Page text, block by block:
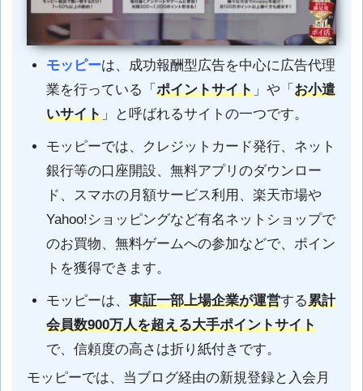
モッピーは、成功報酬型広告を中心に広告代理
業を行っている「 ポイントサイト」や「 お小遣
いサイト」と呼ばれるサイトの一つです。
モッピーでは、クレジットカード発行、ネット
銀行等の口座開設、無料アプリのダウンロー
ド、スマホの月額サービス利用、楽天市場や
Yahoo!ショッピングなど有名ネットショップで
のお買物、無料ゲームへの参加などで、ポイン
トを獲得できます。
モッピーは、 東証一部上場企業が運営する累計
会員数900万人を超える大手ポイントサイト
で、信頼度の高さは折り紙付きです。
モッピーでは、当ブログ経由の新規登録と入会月